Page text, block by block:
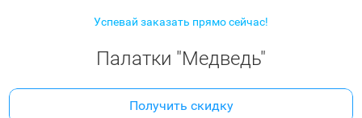
Успевай заказать прямо сейчас!
Палатки "Медведь"
Получить скидку